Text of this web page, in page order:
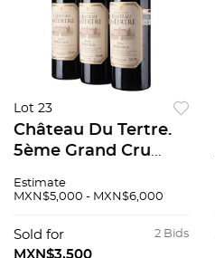
Lot 23
Château Du Tertre.
5ème Grand Cru
2004. Margaux,
llenado alto. Piezas:
Estimate
MXN$5,000 - MXN$6,000
2 Bids
Sold for
MXN$3,500